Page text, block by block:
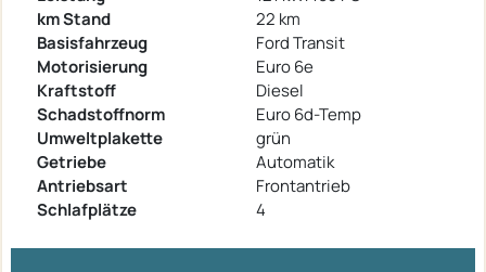
km Stand
22 km
Basisfahrzeug
Ford Transit
Motorisierung
Euro 6e
Kraftstoff
Diesel
Schadstoffnorm
Euro 6d-Temp
Umweltplakette
grün
Getriebe
Automatik
Antriebsart
Frontantrieb
Schlafplätze
4